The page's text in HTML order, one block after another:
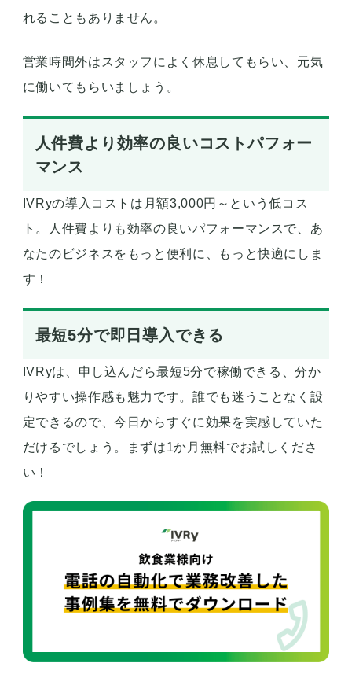
れることもありません。
営業時間外はスタッフによく休息してもらい、元気
に働いてもらいましょう。
人件費より効率の良いコストパフォー
マンス
IVRyの導入コストは月額3,000円～という低コス
ト。人件費よりも効率の良いパフォーマンスで、あ
なたのビジネスをもっと便利に、もっと快適にしま
す！
最短5分で即日導入できる
IVRyは、申し込んだら最短5分で稼働できる、分か
りやすい操作感も魅力です。誰でも迷うことなく設
定できるので、今日からすぐに効果を実感していた
だけるでしょう。まずは1か月無料でお試しくださ
い！